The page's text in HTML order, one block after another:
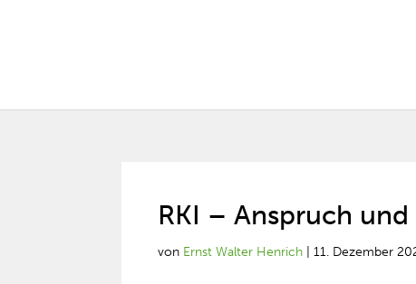
RKI – Anspruch
von Ernst Walter Henrich |11. Dezember